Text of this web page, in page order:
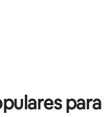
você explore